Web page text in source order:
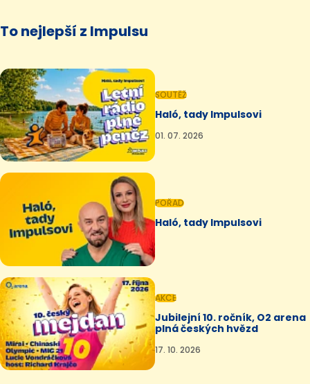
To nejlepší z Impulsu
SOUTĚŽ
Haló, tady Impulsovi
01. 07. 2026
POŘAD
Haló, tady Impulsovi
AKCE
Jubilejní 10. ročník, O2 arena
plná českých hvězd
17. 10. 2026